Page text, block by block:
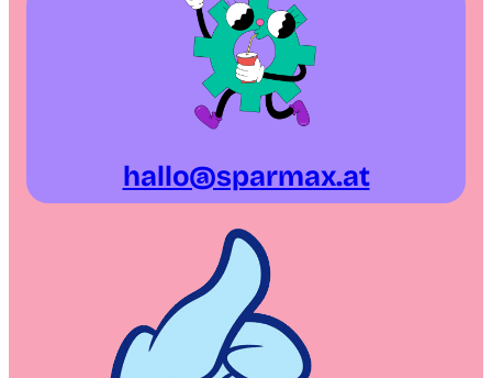
hallo@sparmax.at